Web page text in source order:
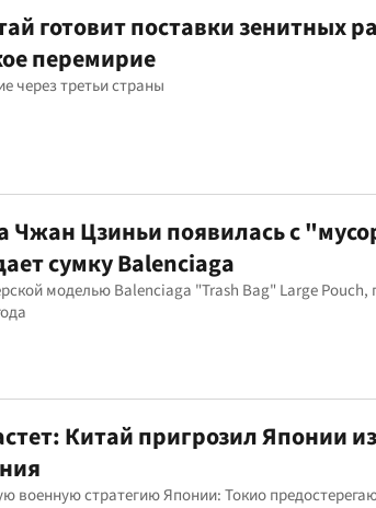
готовит поставки зенитных
перемирие
через третьи страны
Чжан Цзиньи появилась с
сумку Balenciaga
моделью Balenciaga "Trash Bag" Large
Китай пригрозил Японии
военную стратегию Японии: Токио